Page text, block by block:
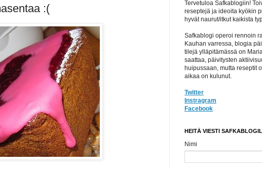
:(
Tervetuloa Safkablogiin!
reseptejä ja ideoita kyökin
hyvät naurut/itkut kaikista
Safkablogi operoi rennoin
Kauhan varressa, blogia
tilejä ylläpitämässä on
saattaa, päivitysten
huipussaan, mutta reseptit
aikaa on kulunut.
Twitter
Instragram
Facebook
HEITÄ VIESTI
Nimi